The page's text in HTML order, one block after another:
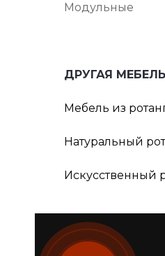
Модульные
ДРУГАЯ МЕБЕЛЬ
Мебель из
Натуральный
Искусственный